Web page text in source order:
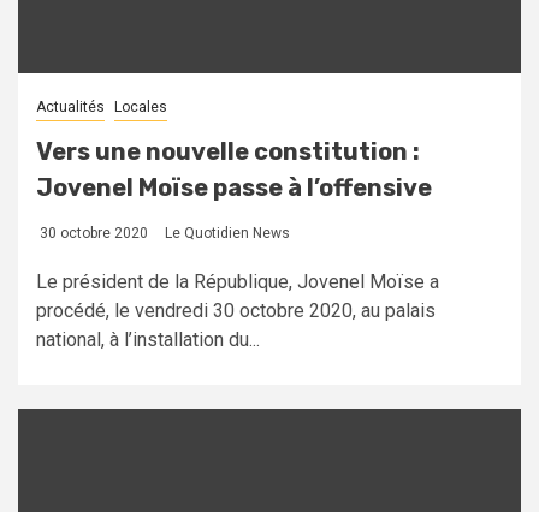
Actualités Locales
Vers une nouvelle constitution :
Jovenel Moïse passe à l’offensive
30 octobre 2020 Le Quotidien News
Le président de la République, Jovenel Moïse a
procédé, le vendredi 30 octobre 2020, au palais
national, à l’installation du...